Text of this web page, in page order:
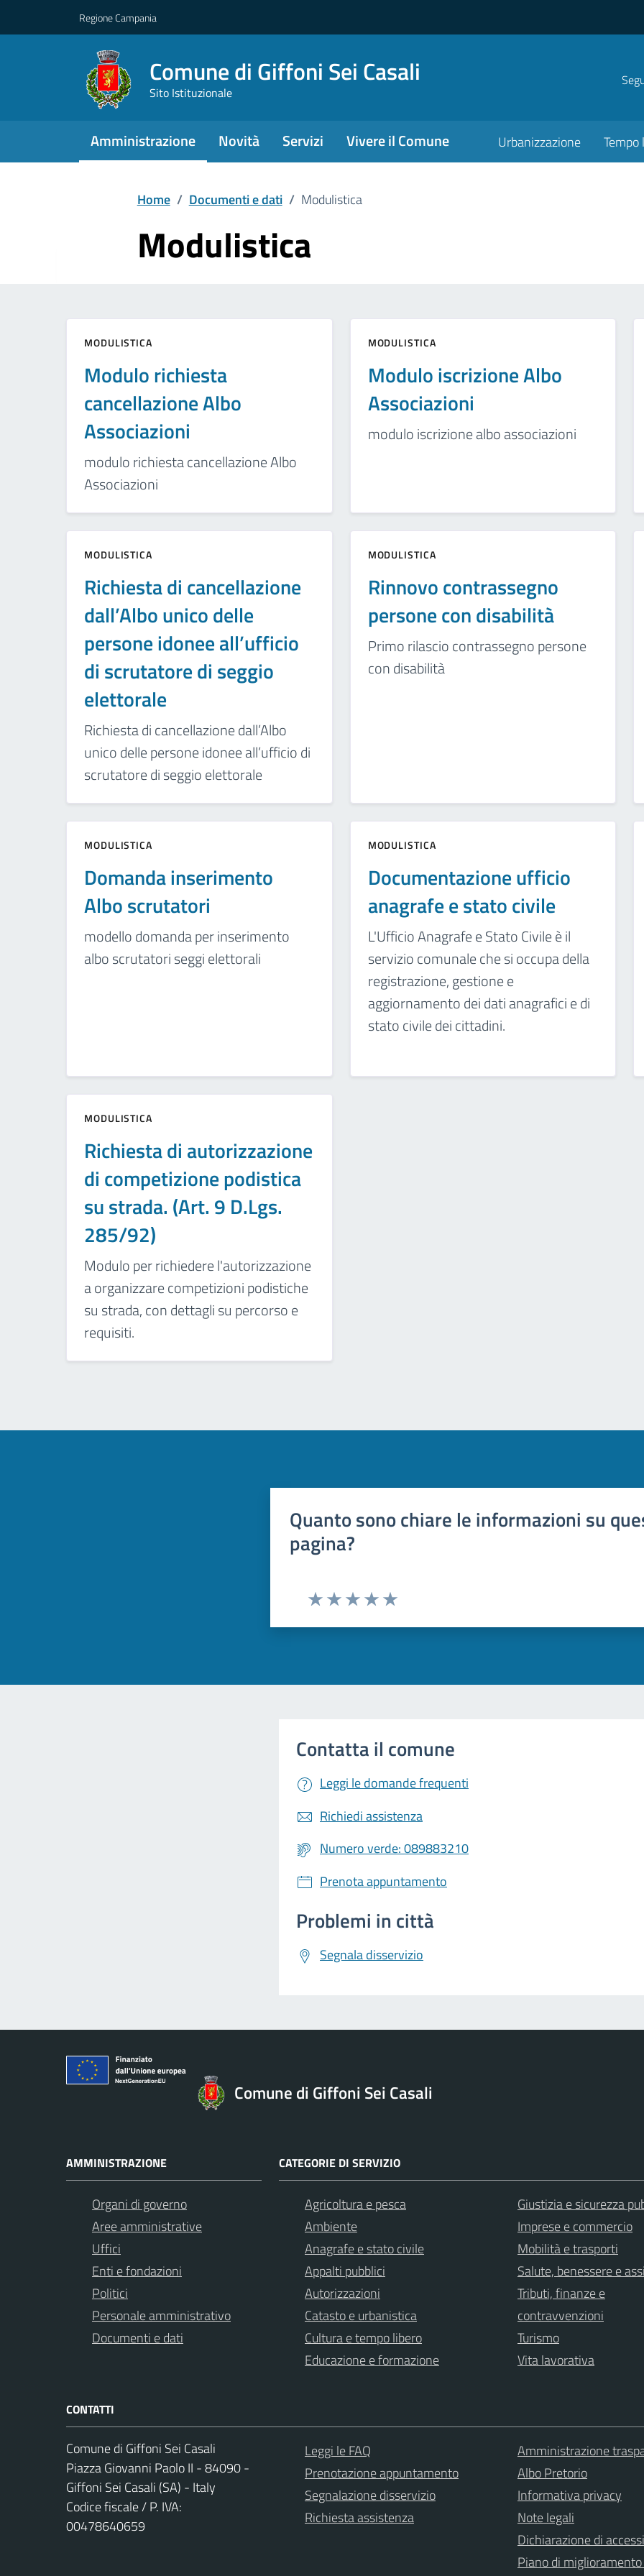
Regione Campania
Comune di Giffoni Sei Casali
Sito Istituzionale
Amministrazione Novità Servizi Vivere il Comune Urbanizzazione Tempo
Home / Documenti e dati / Modulistica
Modulistica
MODULISTICA
Modulo richiesta
cancellazione Albo
Associazioni
modulo richiesta cancellazione Albo
Associazioni
MODULISTICA
Modulo iscrizione Albo
Associazioni
modulo iscrizione albo associazioni
MODULISTICA
Richiesta di cancellazione
dall’Albo unico delle
persone idonee all’ufficio
di scrutatore di seggio
elettorale
Richiesta di cancellazione dall’Albo
unico delle persone idonee all’ufficio di
scrutatore di seggio elettorale
MODULISTICA
Rinnovo contrassegno
persone con disabilità
Primo rilascio contrassegno persone
con disabilità
MODULISTICA
Domanda inserimento
Albo scrutatori
modello domanda per inserimento
albo scrutatori seggi elettorali
MODULISTICA
Documentazione ufficio
anagrafe e stato civile
L'Ufficio Anagrafe e Stato Civile è il
servizio comunale che si occupa della
registrazione, gestione e
aggiornamento dei dati anagrafici e di
stato civile dei cittadini.
MODULISTICA
Richiesta di autorizzazione
di competizione podistica
su strada. (Art. 9 D.Lgs.
285/92)
Modulo per richiedere l'autorizzazione
a organizzare competizioni podistiche
su strada, con dettagli su percorso e
requisiti.
Quanto sono chiare le informazioni su
pagina?
Contatta il comune
Leggi le domande frequenti
Richiedi assistenza
Numero verde: 089883210
Prenota appuntamento
Problemi in città
Segnala disservizio
Comune di Giffoni Sei Casali
AMMINISTRAZIONE
Organi di governo
Aree amministrative
Uffici
Enti e fondazioni
Politici
Personale amministrativo
Documenti e dati
CATEGORIE DI SERVIZIO
Agricoltura e pesca
Ambiente
Anagrafe e stato civile
Appalti pubblici
Autorizzazioni
Catasto e urbanistica
Cultura e tempo libero
Educazione e formazione
Giustizia e sicurezza
Imprese e commercio
Mobilità e trasporti
Salute, benessere e
Tributi, finanze e
contravvenzioni
Turismo
Vita lavorativa
CONTATTI
Comune di Giffoni Sei Casali
Piazza Giovanni Paolo II - 84090 -
Giffoni Sei Casali (SA) - Italy
Codice fiscale / P. IVA:
00478640659
Leggi le FAQ
Prenotazione appuntamento
Segnalazione disservizio
Richiesta assistenza
Amministrazione
Albo Pretorio
Informativa privacy
Note legali
Dichiarazione di
Piano di